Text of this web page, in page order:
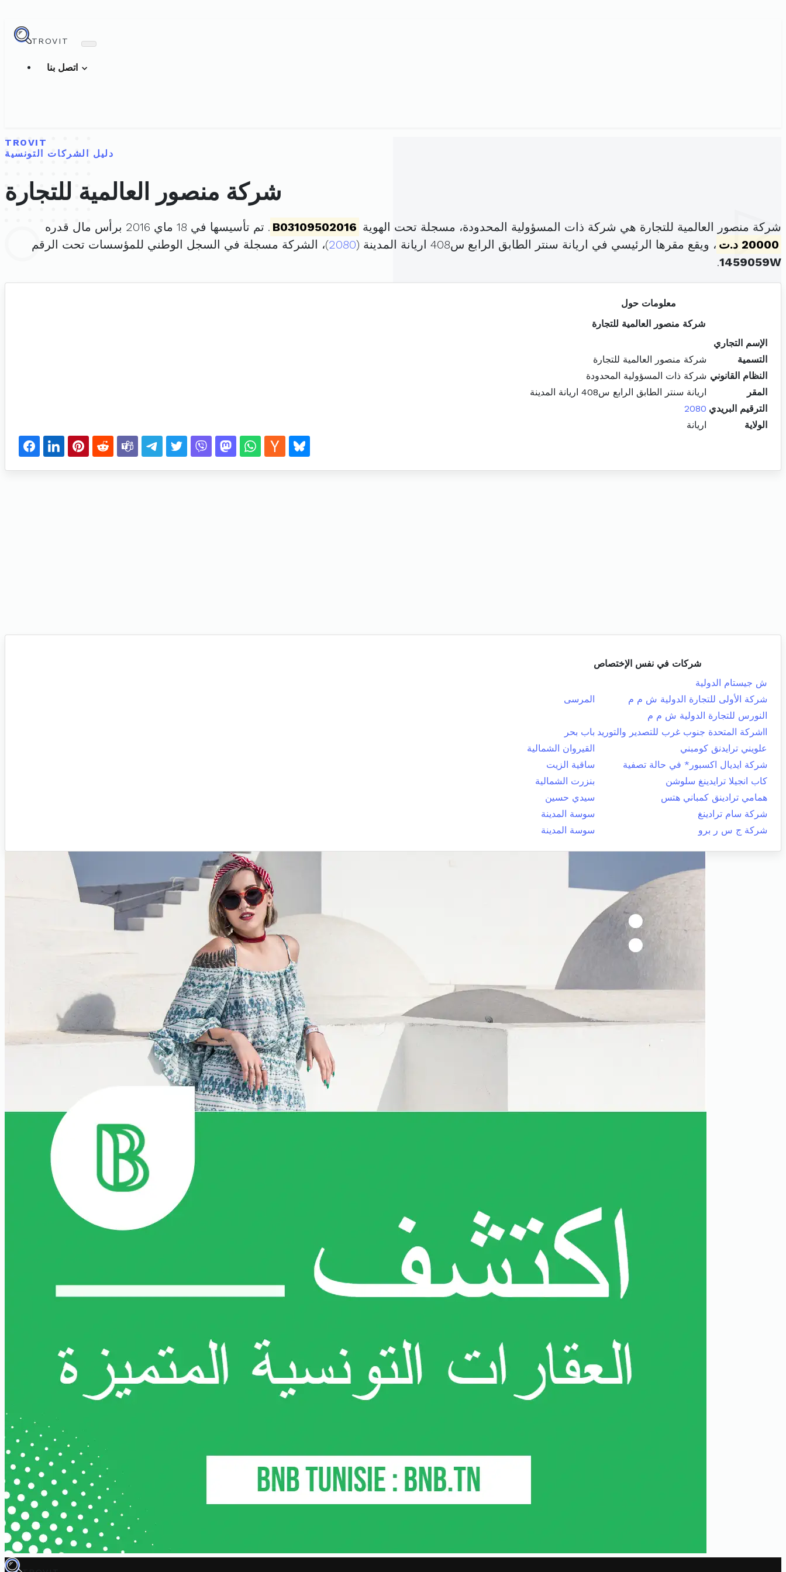
TROVIT
TROVIT
دليل الشركات التونسية
شركة منصور العالمية للتجارة
شركة منصور العالمية للتجارة هي شركة ذات المسؤولية المحدودة، مسجلة تحت الهوية B03109502016 . تم تأسيسها في 18 ماي 2016 برأس مال قدره
20000 د.ت
، ويقع مقرها الرئيسي في اريانة سنتر الطابق الرابع س408 اريانة المدينة ( 2080)، الشركة مسجلة في السجل الوطني للمؤسسات تحت الرقم
1459059W
.
معلومات حول
شركة منصور العالمية للتجارة
الإسم التجاري
التسمية
شركة منصور العالمية للتجارة
النظام القانوني شركة ذات المسؤولية المحدودة
المقر
اريانة سنتر الطابق الرابع س408 اريانة المدينة
الترقيم البريدي 2080
الولاية
اريانة
شركات في نفس الإختصاص
ش جيستام الدولية
شركة الأولى للتجارة الدولية ش م م
المرسى
النورس للتجارة الدولية ش م م
ااشركة المتحدة جنوب غرب للتصدير والتوريد باب بحر
علويني ترايدنق كومبني
القيروان الشمالية
شركة ايديال اكسبور* في حالة تصفية
ساقية الزيت
كاب انجيلا ترايدينغ سلوشن
بنزرت الشمالية
همامي ترادينق كمباني هتس
سيدي حسين
شركة سام ترادينغ
سوسة المدينة
شركة ج س ر برو
سوسة المدينة